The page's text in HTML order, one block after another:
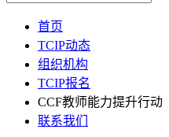
首页
TCIP动态
组织机构
TCIP报名
CCF教师能力提升行动
联系我们